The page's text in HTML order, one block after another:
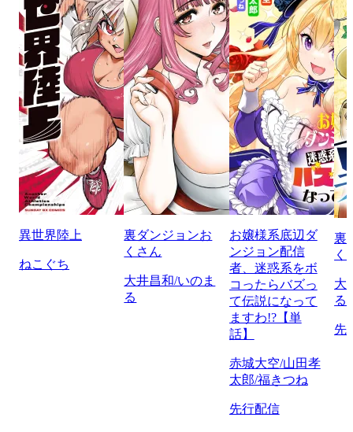
異世界陸上
ねこぐち
裏ダンジョンお
くさん
大井昌和/いのま
る
お嬢様系底辺ダ
ンジョン配信
者、迷惑系をボ
コったらバズっ
て伝説になって
ますわ!?【単
話】
赤城大空/山田孝
太郎/福きつね
先行配信
裏
く
大
る
先